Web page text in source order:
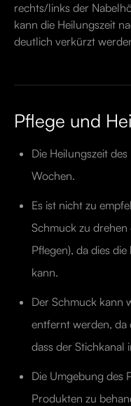
rechts/links der
kann die Heilungszeit
deutlich verkürzt
Pflege und
Die Heilungszeit
Wochen.
Es ist nicht zu
Schmuck zu
Pflegen), da dies
kann.
Der Schmuck kann
entfernt werden, da
dass der Stichkanal
Die Umgebung des
Produkten zu